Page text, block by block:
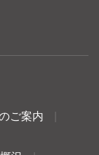
ご案内